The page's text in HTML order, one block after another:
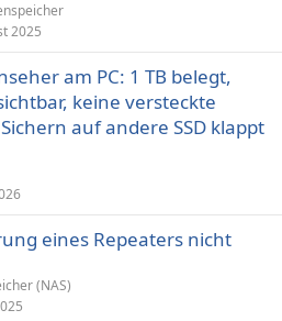
2025
am PC: 1 TB belegt,
keine versteckte
auf andere SSD klappt
eines Repeaters nicht
(NAS)